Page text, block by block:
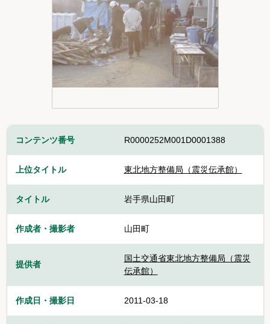
ピックアップコンテンツ
Foreign Laguage
コンテンツ番号 R0000252M001D0001388
上位タイトル 東北地方整備局（震災伝承館）
タイトル 岩手県山田町
作成者・撮影者 山田町
提供者
国土交通省東北地方整備局（震災
伝承館）
作成日・撮影日 2011-03-18